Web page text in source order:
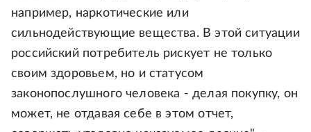
например, наркотические или
сильнодействующие вещества. В этой ситуации
российский потребитель рискует не только
своим здоровьем, но и статусом
законопослушного человека - делая покупку, он
может, не отдавая себе в этом отчет,